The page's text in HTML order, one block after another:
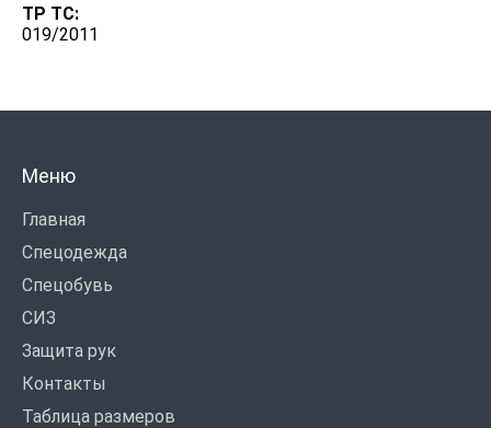
ТР ТС:
019/2011
Меню
Главная
Спецодежда
Спецобувь
СИЗ
Защита рук
Контакты
Таблица размеров